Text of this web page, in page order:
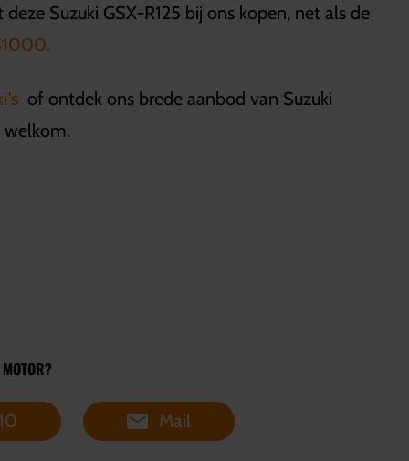
Suzuki GSX-R125 bij ons kopen, net als de
of ontdek ons brede aanbod van Suzuki
welkom.
Mail